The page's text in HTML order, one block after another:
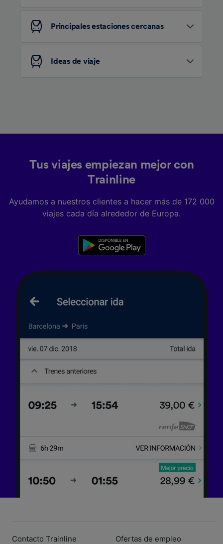
Principales estaciones cercanas
Ideas de viaje
Tus viajes empiezan mejor con
Trainline
Ayudamos a nuestros clientes a hacer más de 172 000
viajes cada día alrededor de Europa.
Contacto Trainline Ofertas de empleo
Utilizar datos de localización geográfica
características del dispositivo para su
identificación. Almacenar la información en un
dispositivo y/o acceder a ella. Publicidad y
contenido personalizados, medición de